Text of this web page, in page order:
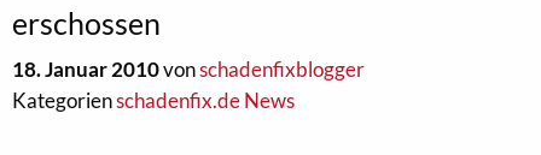
erschossen
18. Januar 2010vonschadenfixblogger
Kategorienschadenfix.de News